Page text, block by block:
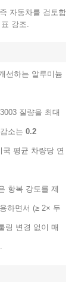
자동차를 검토합
강조.
선하는 알루미늄
질량을 최대
소는 0.2
평균 차량당 연
항복 강도를 제
하면서 (≥ 2× 두
링 변경 없이 매